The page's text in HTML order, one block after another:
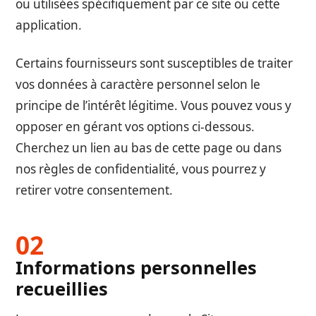
ou utilisées spécifiquement par ce site ou cette
application.
Certains fournisseurs sont susceptibles de traiter
vos données à caractère personnel selon le
principe de l’intérêt légitime. Vous pouvez vous y
opposer en gérant vos options ci-dessous.
Cherchez un lien au bas de cette page ou dans
nos règles de confidentialité, vous pourrez y
retirer votre consentement.
Informations personnelles
recueillies